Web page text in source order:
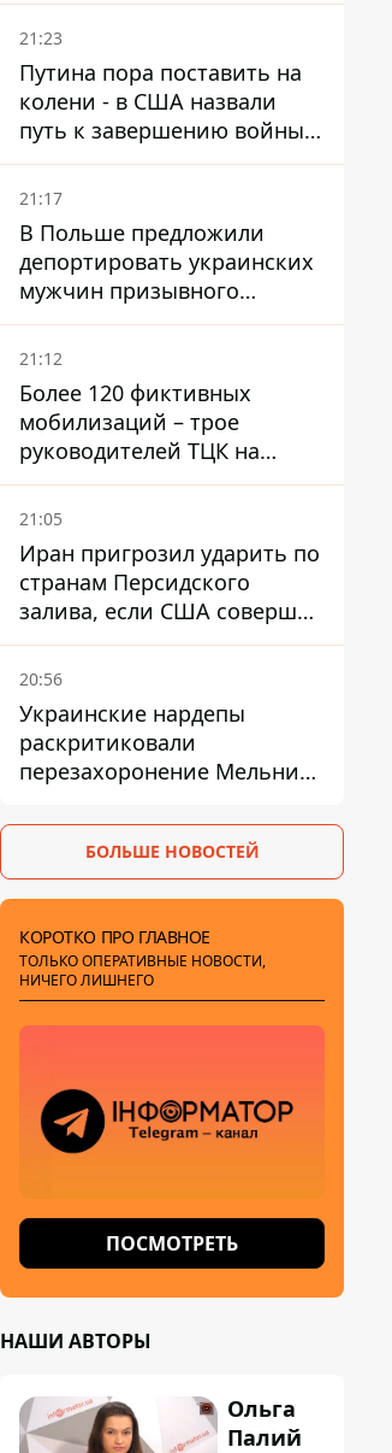
РФ к ответственности за
21:23
Путина пора поставить на
колени - в США назвали
путь к завершению войны -
National Security Journal
21:17
В Польше предложили
депортировать украинских
мужчин призывного
возраста - кого это может
затронуть
21:12
Более 120 фиктивных
мобилизаций – трое
руководителей ТЦК на
Волыни и Буковине
получили подозрения за
21:05
Иран пригрозил ударить по
странам Персидского
залива, если США совершат
хотя бы одну атаку - Reuters
20:56
Украинские нардепы
раскритиковали
перезахоронение Мельника
дипломатической изоляции
БОЛЬШЕ НОВОСТЕЙ
КОРОТКО ПРО ГЛАВНОЕ
ТОЛЬКО ОПЕРАТИВНЫЕ НОВОСТИ,
НИЧЕГО ЛИШНЕГО
ПОСМОТРЕТЬ
НАШИ АВТОРЫ
Ольга
Палий